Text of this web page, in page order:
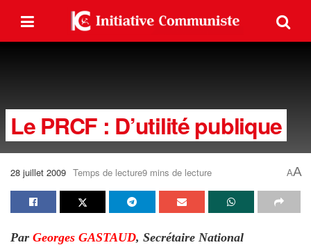
Le PRCF : D’utilité publique
28 juillet 2009 Temps de lecture9 mins de lecture AA
Par Georges GASTAUD, Secrétaire National